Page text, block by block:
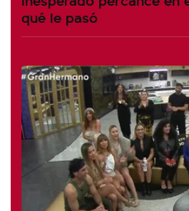
qué le pasó